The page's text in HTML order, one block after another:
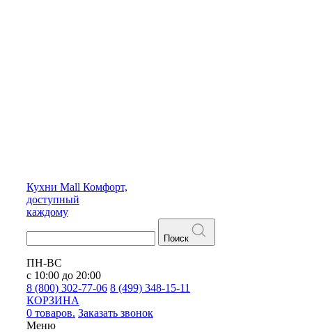
Кухни Mall Комфорт,
доступный
каждому
Поиск
ПН-ВС
с 10:00 до 20:00
8 (800) 302-77-06 8 (499) 348-15-11
КОРЗИНА
0 товаров. Заказать звонок
Меню